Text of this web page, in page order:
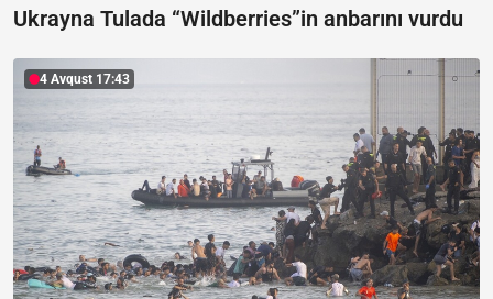
Ukrayna Tulada “Wildberries”in anbarını vurdu
4 Avqust 17:43